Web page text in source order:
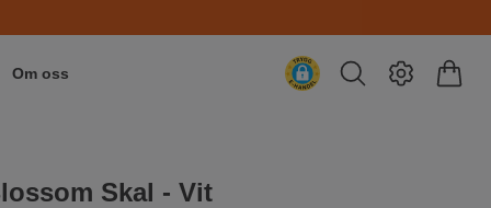
Om oss
Skal - Vit